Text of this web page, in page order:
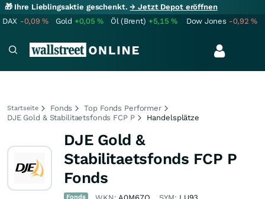
🎁 Ihre Lieblingsaktie geschenkt.→ Jetzt Depot eröffnen
DAX -0,09% Gold +0,05% Öl (Brent) +5,15% Dow Jones -0,92%
Startseite Fonds
Top Fonds Performer
DJE Gold & Stabilitaetsfonds FCP P
Handelsplätze
DJE Gold &
Stabilitaetsfonds FCP P
Fonds
Fonds